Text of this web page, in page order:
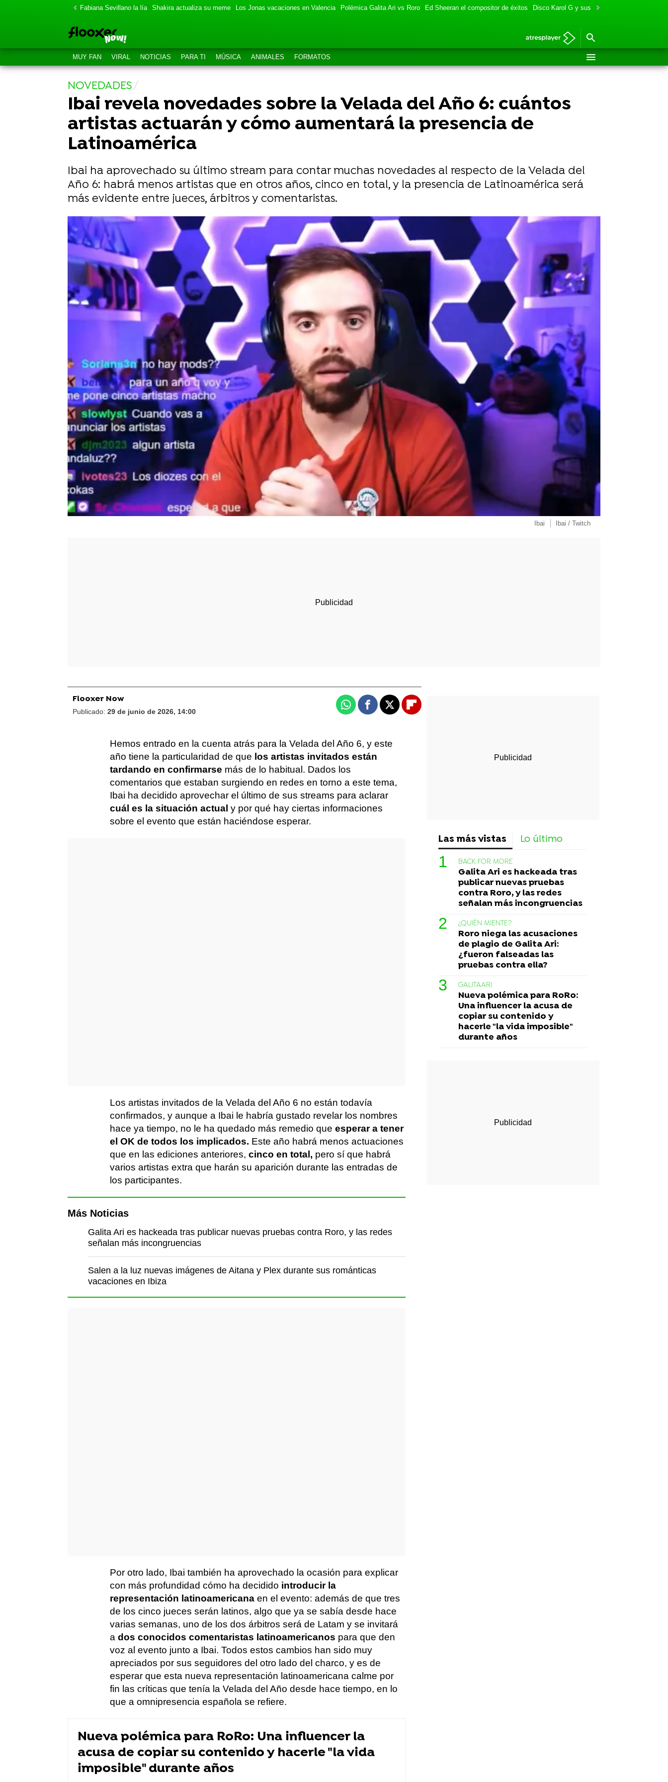
Fabiana Sevillano la lía Shakira actualiza su meme Los Jonas vacaciones en Valencia Polémica Galita Ari vs Roro Ed Sheeran el compositor de éxitos Disco Karol G y sus colaboraciones
MUY FAN VIRAL NOTICIAS PARA TI MÚSICA ANIMALES FORMATOS
NOVEDADES
Ibai revela novedades sobre la Velada del Año 6: cuántos
artistas actuarán y cómo aumentará la presencia de
Latinoamérica
Ibai ha aprovechado su último stream para contar muchas novedades al respecto de la Velada del
Año 6: habrá menos artistas que en otros años, cinco en total, y la presencia de Latinoamérica será
más evidente entre jueces, árbitros y comentaristas.
Ibai Ibai / Twitch
Flooxer Now
Publicado: 29 de junio de 2026, 14:00 WhatsappFacebook
X Flipboard
Hemos entrado en la cuenta atrás para la Velada del Año 6, y este
año tiene la particularidad de que los artistas invitados están
tardando en confirmarse más de lo habitual. Dados los
comentarios que estaban surgiendo en redes en torno a este tema,
Ibai ha decidido aprovechar el último de sus streams para aclarar
cuál es la situación actual y por qué hay ciertas informaciones
sobre el evento que están haciéndose esperar.
Los artistas invitados de la Velada del Año 6 no están todavía
confirmados, y aunque a Ibai le habría gustado revelar los nombres
hace ya tiempo, no le ha quedado más remedio que esperar a tener
el OK de todos los implicados. Este año habrá menos actuaciones
que en las ediciones anteriores, cinco en total, pero sí que habrá
varios artistas extra que harán su aparición durante las entradas de
los participantes.
Más Noticias
Galita Ari es hackeada tras publicar nuevas pruebas contra Roro, y las redes
señalan más incongruencias
Salen a la luz nuevas imágenes de Aitana y Plex durante sus románticas
vacaciones en Ibiza
Por otro lado, Ibai también ha aprovechado la ocasión para explicar
con más profundidad cómo ha decidido introducir la
representación latinoamericana en el evento: además de que tres
de los cinco jueces serán latinos, algo que ya se sabía desde hace
varias semanas, uno de los dos árbitros será de Latam y se invitará
a dos conocidos comentaristas latinoamericanos para que den
voz al evento junto a Ibai. Todos estos cambios han sido muy
apreciados por sus seguidores del otro lado del charco, y es de
esperar que esta nueva representación latinoamericana calme por
fin las críticas que tenía la Velada del Año desde hace tiempo, en lo
que a omnipresencia española se refiere.
Nueva polémica para RoRo: Una influencer la
acusa de copiar su contenido y hacerle "la vida
imposible" durante años
Las más vistas Lo último
BACK FOR MORE
Galita Ari es hackeada tras
publicar nuevas pruebas
contra Roro, y las redes
señalan más incongruencias
¿QUIÉN MIENTE?
Roro niega las acusaciones
de plagio de Galita Ari:
¿fueron falseadas las
pruebas contra ella?
GALITAARI
Nueva polémica para RoRo:
Una influencer la acusa de
copiar su contenido y
hacerle "la vida imposible"
durante años